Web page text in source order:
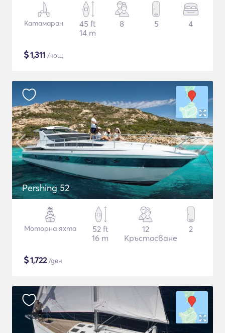
Катамаран
45 ft
14 m
8 5 4
$1,311 /нощ
Pershing 52
Моторна яхта
52 ft
16 m
12
Кръстосване
2
$1,722/ден